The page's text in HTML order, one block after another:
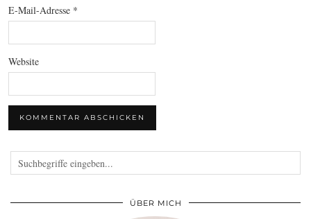
E-Mail-Adresse *
Website
ÜBER MICH